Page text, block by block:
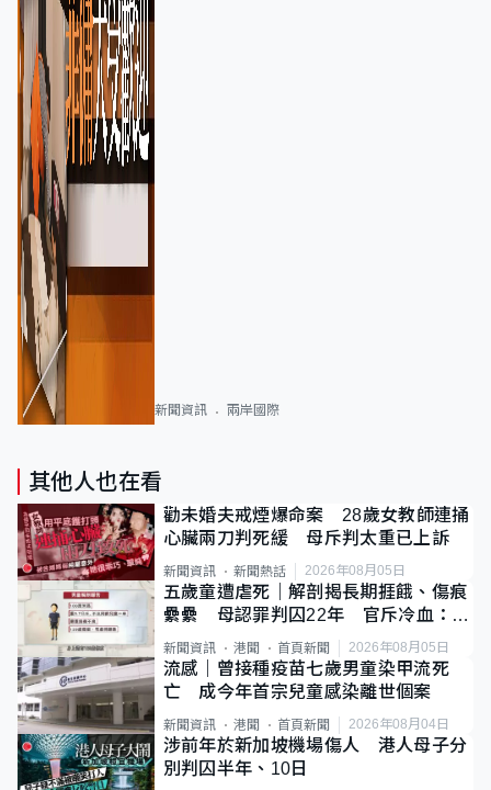
新聞資訊 兩岸國際
其他人也在看
勸未婚夫戒煙爆命案 28歲女教師連捅
心臟兩刀判死緩 母斥判太重已上訴
新聞資訊 新聞熱話 2026年08月05日
五歲童遭虐死｜解剖揭長期捱餓、傷痕
纍纍 母認罪判囚22年 官斥冷血：同
類案最惡劣
新聞資訊 港聞 首頁新聞 2026年08月05日
流感｜曾接種疫苗七歲男童染甲流死
亡 成今年首宗兒童感染離世個案
新聞資訊 港聞 首頁新聞 2026年08月04日
涉前年於新加坡機場傷人 港人母子分
別判囚半年、10日